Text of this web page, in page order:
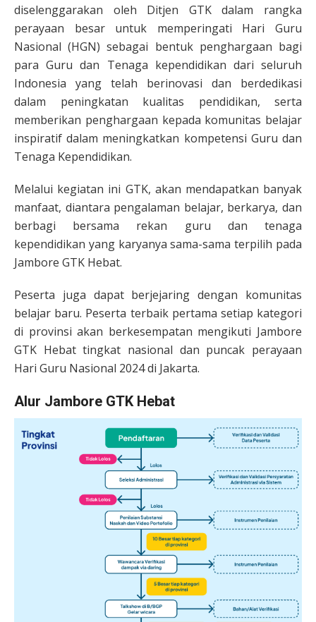
diselenggarakan oleh Ditjen GTK dalam rangka
perayaan besar untuk memperingati Hari Guru
Nasional (HGN) sebagai bentuk penghargaan bagi
para Guru dan Tenaga kependidikan dari seluruh
Indonesia yang telah berinovasi dan berdedikasi
dalam peningkatan kualitas pendidikan, serta
memberikan penghargaan kepada komunitas belajar
inspiratif dalam meningkatkan kompetensi Guru dan
Tenaga Kependidikan.
Melalui kegiatan ini GTK, akan mendapatkan banyak
manfaat, diantara pengalaman belajar, berkarya, dan
berbagi bersama rekan guru dan tenaga
kependidikan yang karyanya sama-sama terpilih pada
Jambore GTK Hebat.
Peserta juga dapat berjejaring dengan komunitas
belajar baru. Peserta terbaik pertama setiap kategori
di provinsi akan berkesempatan mengikuti Jambore
GTK Hebat tingkat nasional dan puncak perayaan
Hari Guru Nasional 2024 di Jakarta.
Alur Jambore GTK Hebat